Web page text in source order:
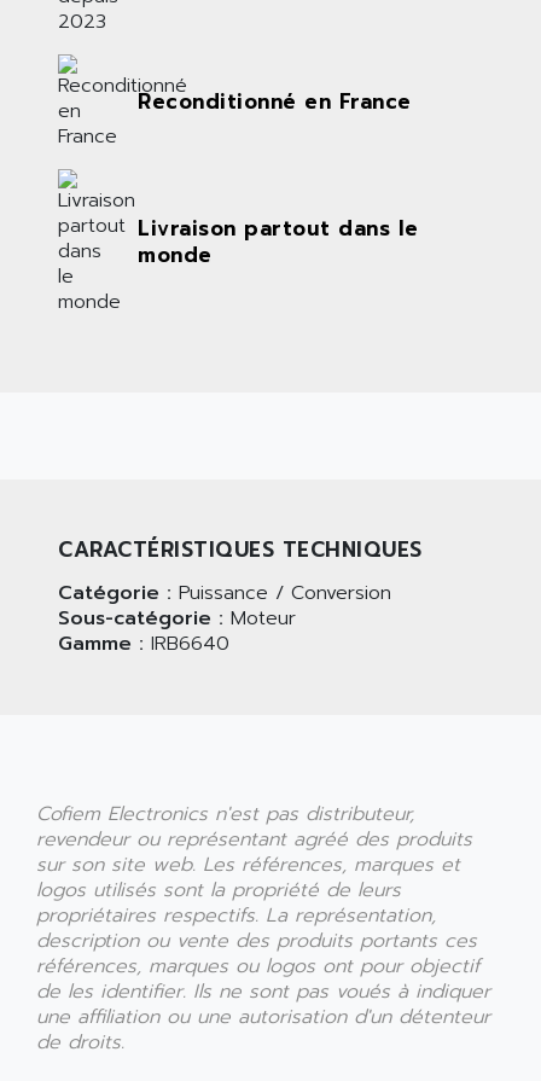
Reconditionné en France
Livraison partout dans le
monde
CARACTÉRISTIQUES TECHNIQUES
Catégorie : Puissance / Conversion
Sous-catégorie : Moteur
Gamme : IRB6640
Cofiem Electronics n'est pas distributeur,
revendeur ou représentant agréé des produits
sur son site web. Les références, marques et
logos utilisés sont la propriété de leurs
propriétaires respectifs. La représentation,
description ou vente des produits portants ces
références, marques ou logos ont pour objectif
de les identifier. Ils ne sont pas voués à indiquer
une affiliation ou une autorisation d'un détenteur
de droits.